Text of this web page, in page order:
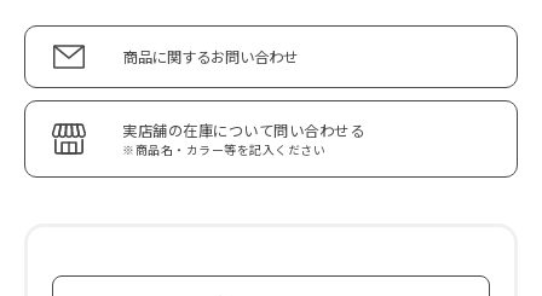
商品に関するお問い合わせ
実店舗の在庫について問い合わせる
※商品名・カラー等を記入ください